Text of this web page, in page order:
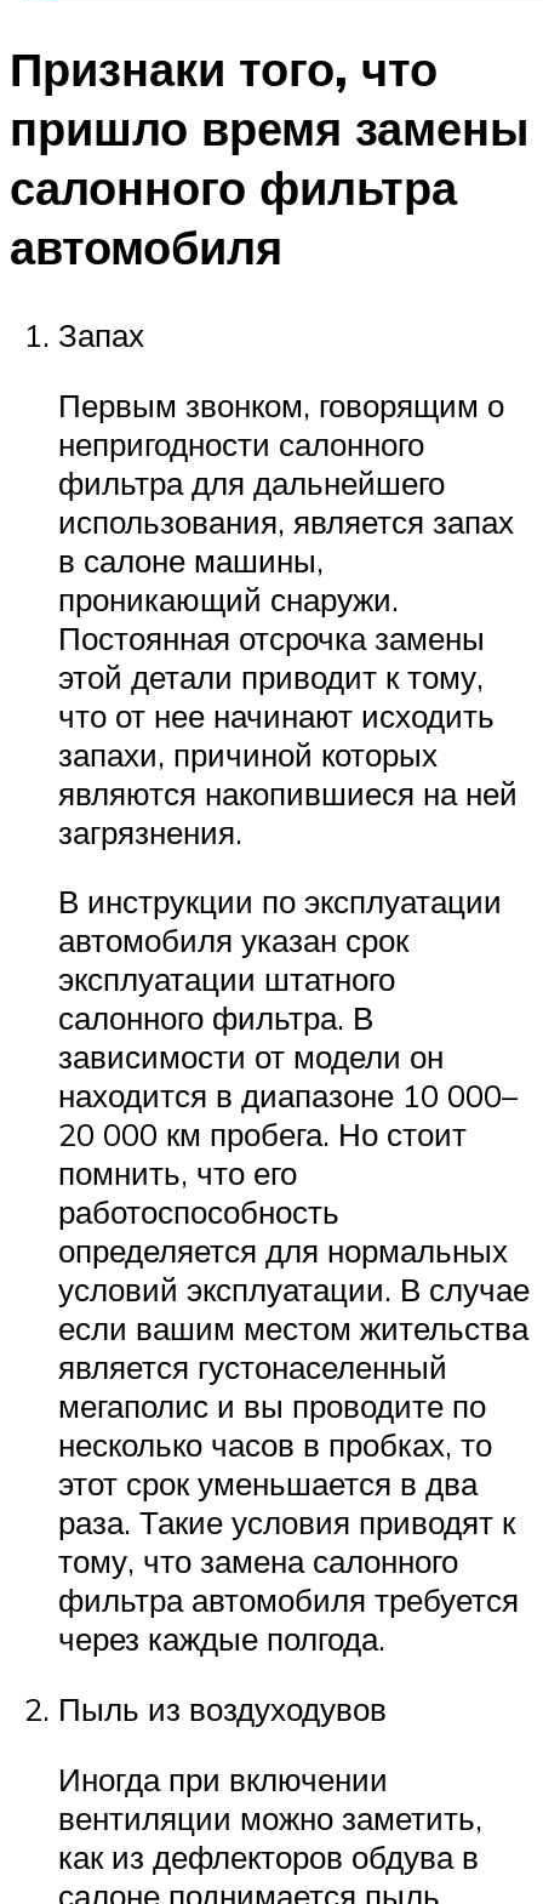
Признаки того, что
пришло время замены
салонного фильтра
автомобиля
Запах
Первым звонком, говорящим о
непригодности салонного
фильтра для дальнейшего
использования, является запах
в салоне машины,
проникающий снаружи.
Постоянная отсрочка замены
этой детали приводит к тому,
что от нее начинают исходить
запахи, причиной которых
являются накопившиеся на ней
загрязнения.
В инструкции по эксплуатации
автомобиля указан срок
эксплуатации штатного
салонного фильтра. В
зависимости от модели он
находится в диапазоне 10 000–
20 000 км пробега. Но стоит
помнить, что его
работоспособность
определяется для нормальных
условий эксплуатации. В случае
если вашим местом жительства
является густонаселенный
мегаполис и вы проводите по
несколько часов в пробках, то
этот срок уменьшается в два
раза. Такие условия приводят к
тому, что замена салонного
фильтра автомобиля требуется
через каждые полгода.
Пыль из воздуходувов
Иногда при включении
вентиляции можно заметить,
как из дефлекторов обдува в
салоне поднимается пыль.